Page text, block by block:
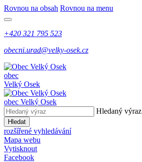
Rovnou na obsah Rovnou na menu
+420 321 795 523
obecni.urad@velky-osek.cz
obec
Velký Osek
obec Velký Osek
Hledaný výraz
Hledat
rozšířené vyhledávání
Mapa webu
Vytisknout
Facebook